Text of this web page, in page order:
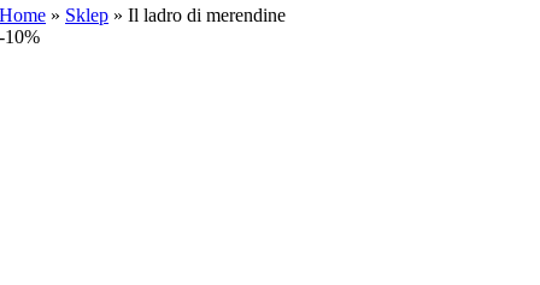
Home » Sklep »Il ladro di merendine
-10%